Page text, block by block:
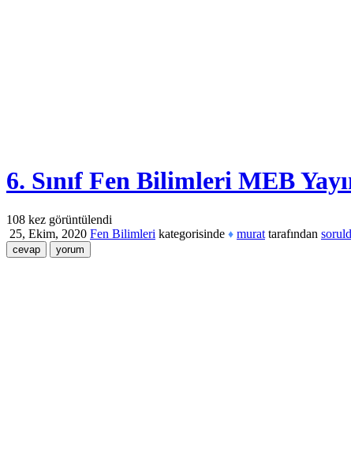
6. Sınıf Fen Bilimleri MEB
108 kez görüntülendi
25, Ekim, 2020 Fen Bilimleri kategorisinde ♦ murat tarafından